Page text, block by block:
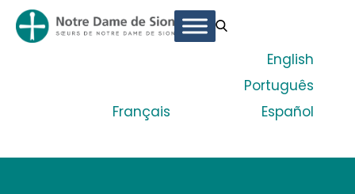
Français
English
Português
Español